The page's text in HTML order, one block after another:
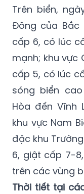
Trên biển,
Đông của Bắc
cấp 6, có lúc
mạnh; khu vực
cấp 5, có lúc
sóng biển
Hòa đến Vĩnh
khu vực Nam
đặc khu
6, giật cấp 7-
trên các vùng
Thời tiết tại